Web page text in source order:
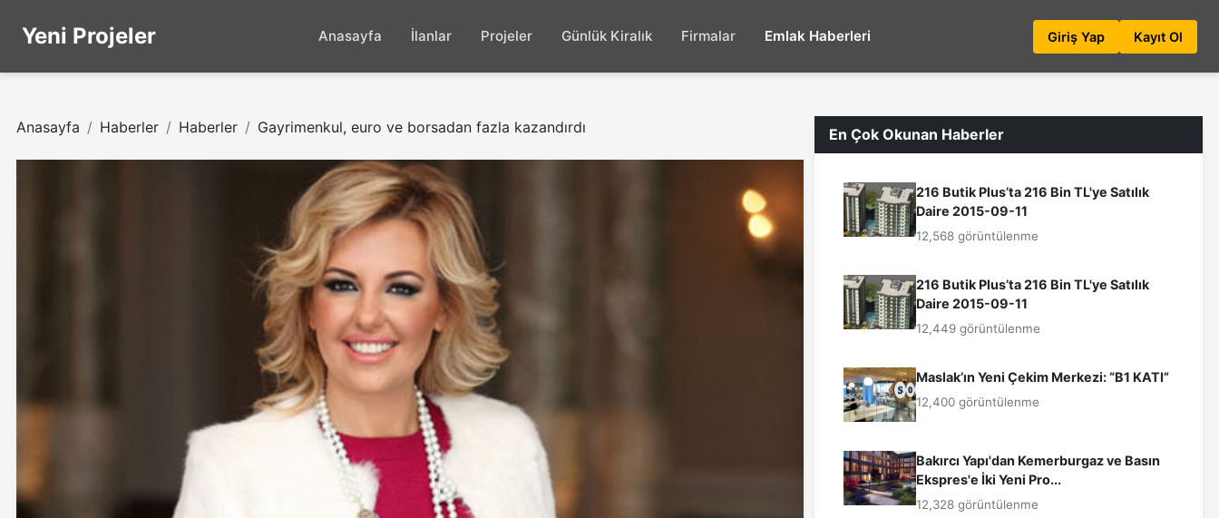
Yeni Projeler Anasayfa İlanlar Projeler Günlük Kiralık Firmalar Emlak Haberleri Giriş Yap Kayıt Ol
Anasayfa Haberler Haberler Gayrimenkul, euro ve borsadan fazla kazandırdı En Çok Okunan Haberler
216 Butik Plus’ta 216 Bin TL'ye Satılık
Daire 2015-09-11
12,568 görüntülenme
216 Butik Plus’ta 216 Bin TL'ye Satılık
Daire 2015-09-11
12,449 görüntülenme
Maslak’ın Yeni Çekim Merkezi: “B1 KATI”
12,400 görüntülenme
Bakırcı Yapı'dan Kemerburgaz ve Basın
Ekspres'e İki Yeni Pro...
12,328 görüntülenme